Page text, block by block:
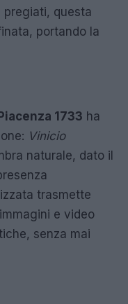
pregiati, questa
portando la
1733 ha
Vinicio
naturale, dato il
trasmette
e video
senza mai